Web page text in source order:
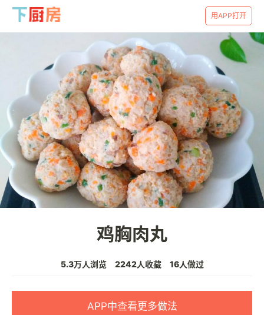
用APP打开
鸡胸肉丸
5.3万人浏览 2242人收藏 16人做过
APP中查看更多做法